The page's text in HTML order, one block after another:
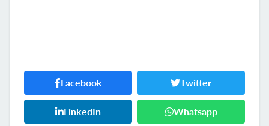
Facebook Twitter
LinkedIn Whatsapp